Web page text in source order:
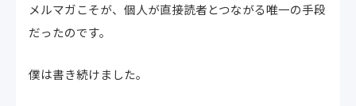
メルマガこそが、個人が直接読者とつながる唯一の手段
だったのです。
僕は書き続けました。